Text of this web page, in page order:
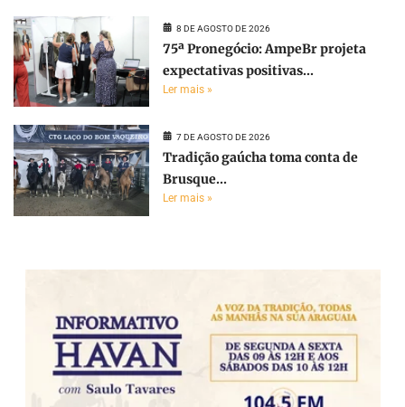
8 DE AGOSTO DE 2026
75ª Pronegócio: AmpeBr projeta
expectativas positivas...
Ler mais »
7 DE AGOSTO DE 2026
Tradição gaúcha toma conta de
Brusque...
Ler mais »